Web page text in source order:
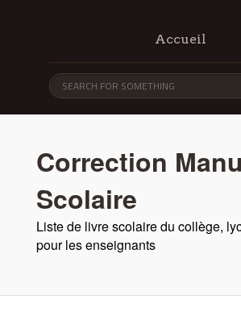
Accueil
Correction
Scolaire
Liste de livre scolaire du collège,
pour les enseignants